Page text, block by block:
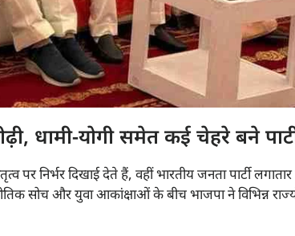
धामी-योगी समेत कई चेहरे बने
पर निर्भर दिखाई देते हैं, वहीं भारतीय जनता पार्टी
सोच और युवा आकांक्षाओं के बीच भाजपा ने विभिन्न